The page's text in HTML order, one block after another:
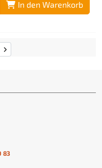
In den Warenkorb
83